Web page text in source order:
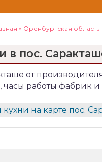
» Оренбургская область
в пос.
от
работы фабрик
на карте пос.